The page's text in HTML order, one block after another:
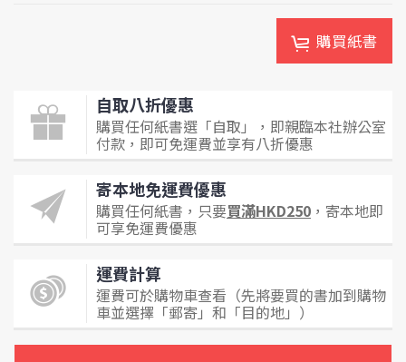
購買紙書
自取八折優惠
購買任何紙書選「自取」，即親臨本社辦公室
付款，即可免運費並享有八折優惠
寄本地免運費優惠
購買任何紙書，只要買滿HKD250 ，寄本地即
可享免運費優惠
運費計算
運費可於購物車查看（先將要買的書加到購物
車並選擇「郵寄」和「目的地」）